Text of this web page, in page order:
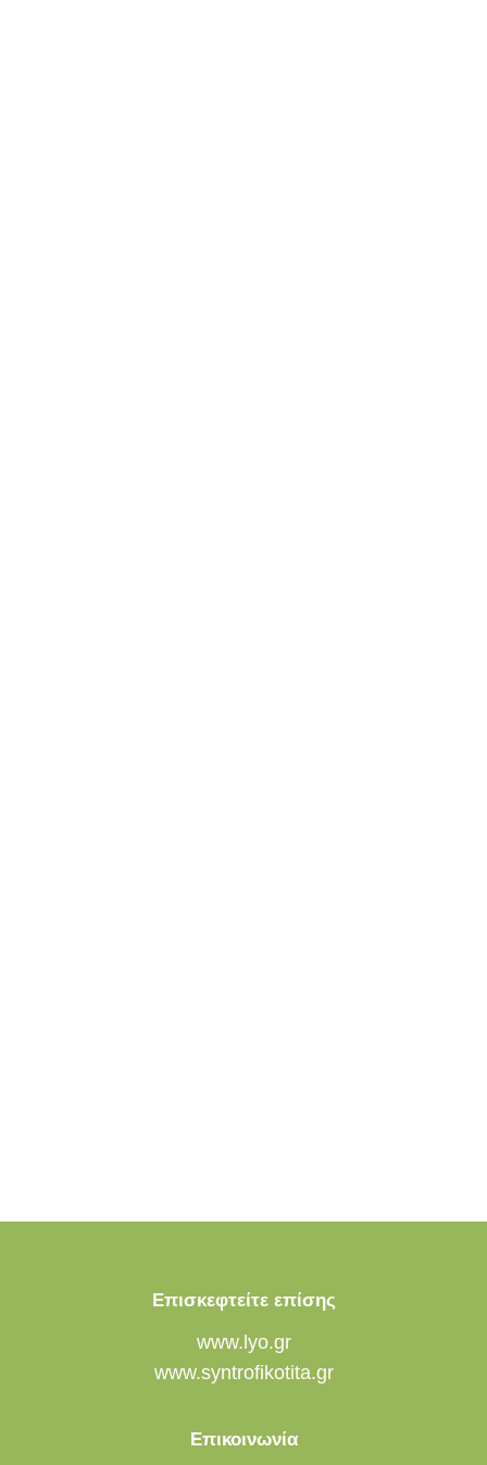
Επισκεφτείτε επίσης
www.lyo.gr
www.syntrofikotita.gr
Επικοινωνία